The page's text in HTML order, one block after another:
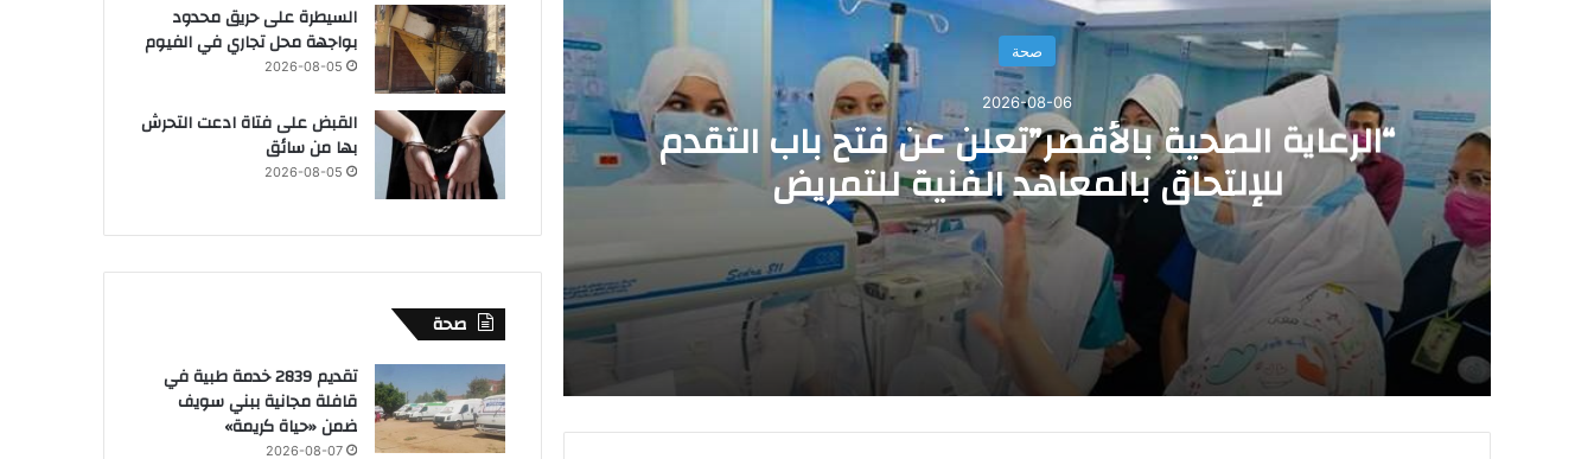
صحة
2026-08-06
“الرعاية الصحية بالأقصر”تعلن عن فتح باب التقدم
للإلتحاق بالمعاهد الفنية للتمريض
2026-08-06
“الرعاية الصحية بالأقصر”تعلن عن فتح باب التقدم للإلتحاق بالمعاهد الفنية للتمريض
السيطرة على حريق محدود
بواجهة محل تجاري في الفيوم
2026-08-05
القبض على فتاة ادعت التحرش
بها من سائق
2026-08-05
صحة
تقديم 2839 خدمة طبية في
قافلة مجانية ببني سويف
ضمن «حياة كريمة»
2026-08-07